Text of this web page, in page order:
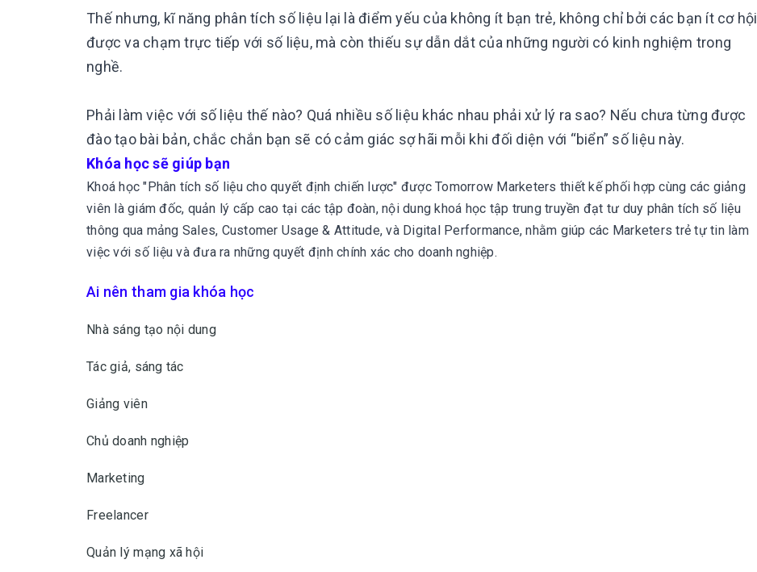
Thế nhưng, kĩ năng phân tích số liệu lại là điểm yếu của không ít bạn trẻ, không chỉ bởi các bạn ít cơ hội
được va chạm trực tiếp với số liệu, mà còn thiếu sự dẫn dắt của những người có kinh nghiệm trong
nghề.
Phải làm việc với số liệu thế nào? Quá nhiều số liệu khác nhau phải xử lý ra sao? Nếu chưa từng được
đào tạo bài bản, chắc chắn bạn sẽ có cảm giác sợ hãi mỗi khi đối diện với “biển” số liệu này.
Khóa học sẽ giúp bạn
Khoá học "Phân tích số liệu cho quyết định chiến lược" được Tomorrow Marketers thiết kế phối hợp cùng các giảng
viên là giám đốc, quản lý cấp cao tại các tập đoàn, nội dung khoá học tập trung truyền đạt tư duy phân tích số liệu
thông qua mảng Sales, Customer Usage & Attitude, và Digital Performance, nhằm giúp các Marketers trẻ tự tin làm
việc với số liệu và đưa ra những quyết định chính xác cho doanh nghiệp.
Ai nên tham gia khóa học
Nhà sáng tạo nội dung
Tác giả, sáng tác
Giảng viên
Chủ doanh nghiệp
Marketing
Freelancer
Quản lý mạng xã hội